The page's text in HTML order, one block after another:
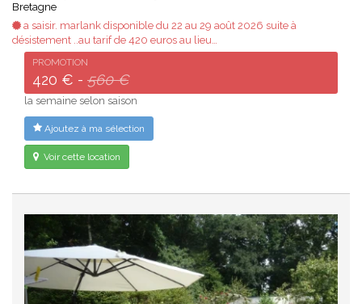
Bretagne
a saisir. marlank disponible du 22 au 29 août 2026 suite à
désistement ..au tarif de 420 euros au lieu…
PROMOTION
420 € - 560 €
la semaine selon saison
Ajoutez à ma sélection
Voir cette location